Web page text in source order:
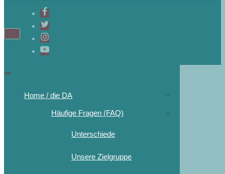
Home / die DA
Häufige Fragen (FAQ)
Unterschiede
Unsere Zielgruppe